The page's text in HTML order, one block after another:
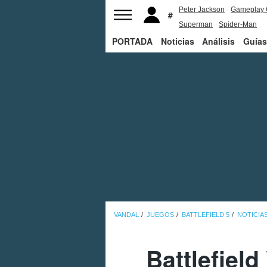
Peter Jackson
Gameplay
Superman
Spider-Man
PORTADA Noticias Análisis Guías
VANDAL JUEGOS BATTLEFIELD 5